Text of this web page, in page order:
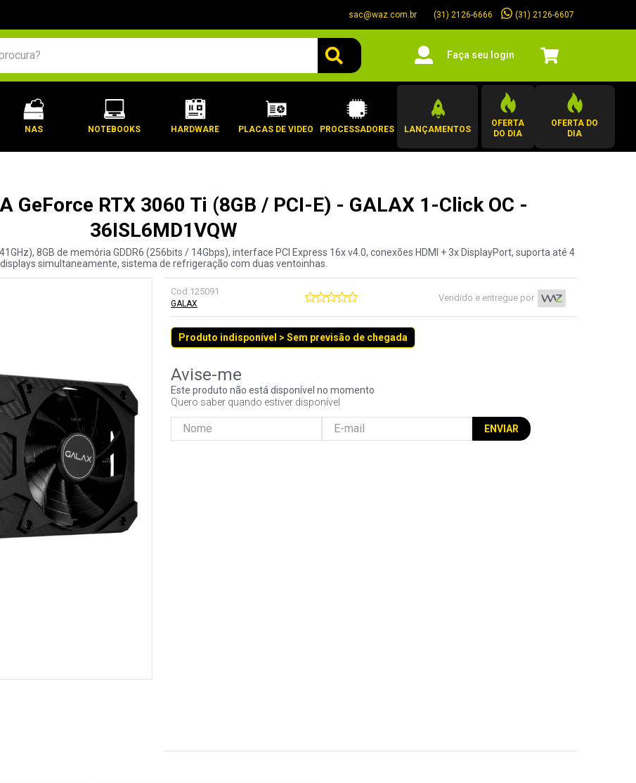
sac@waz.com.br (31) 2126-6666 (31) 2126-6607
Faça seu login
NAS NOTEBOOKS HARDWARE PLACAS DE VIDEO PROCESSADORES LANÇAMENTOS
OFERTA
DO DIA
OFERTA DO
DIA
GeForce RTX 3060 Ti (8GB / PCI-E) - GALAX 1-Click OC -
36ISL6MD1VQW
8GB de memória GDDR6 (256bits / 14Gbps), interface PCI Express 16x v4.0, conexões HDMI + 3x DisplayPort, suporta até 4
displays simultaneamente, sistema de refrigeração com duas ventoinhas.
Cod.125091
GALAX
Vendido e entregue por
Produto indisponível > Sem previsão de chegada
Este produto não está disponível no momento
Quero saber quando estiver disponível
ENVIAR